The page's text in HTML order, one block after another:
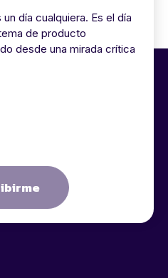
día cualquiera. Es el día
de producto
desde una mirada crítica